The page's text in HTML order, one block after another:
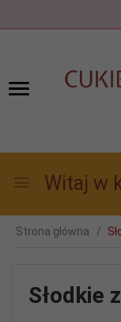
Witaj w
Strona główna
Słodkie